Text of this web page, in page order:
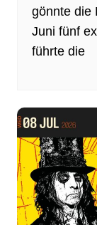
gönnte die
Juni fünf
führte die